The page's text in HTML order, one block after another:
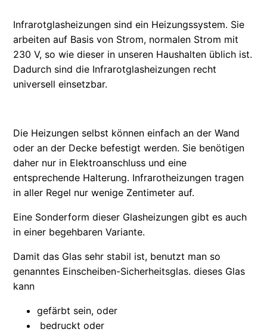
Infrarotglasheizungen sind ein Heizungssystem. Sie
arbeiten auf Basis von Strom, normalen Strom mit
230 V, so wie dieser in unseren Haushalten üblich ist.
Dadurch sind die Infrarotglasheizungen recht
universell einsetzbar.
Die Heizungen selbst können einfach an der Wand
oder an der Decke befestigt werden. Sie benötigen
daher nur in Elektroanschluss und eine
entsprechende Halterung. Infrarotheizungen tragen
in aller Regel nur wenige Zentimeter auf.
Eine Sonderform dieser Glasheizungen gibt es auch
in einer begehbaren Variante.
Damit das Glas sehr stabil ist, benutzt man so
genanntes Einscheiben-Sicherheitsglas. dieses Glas
kann
gefärbt sein, oder
bedruckt oder